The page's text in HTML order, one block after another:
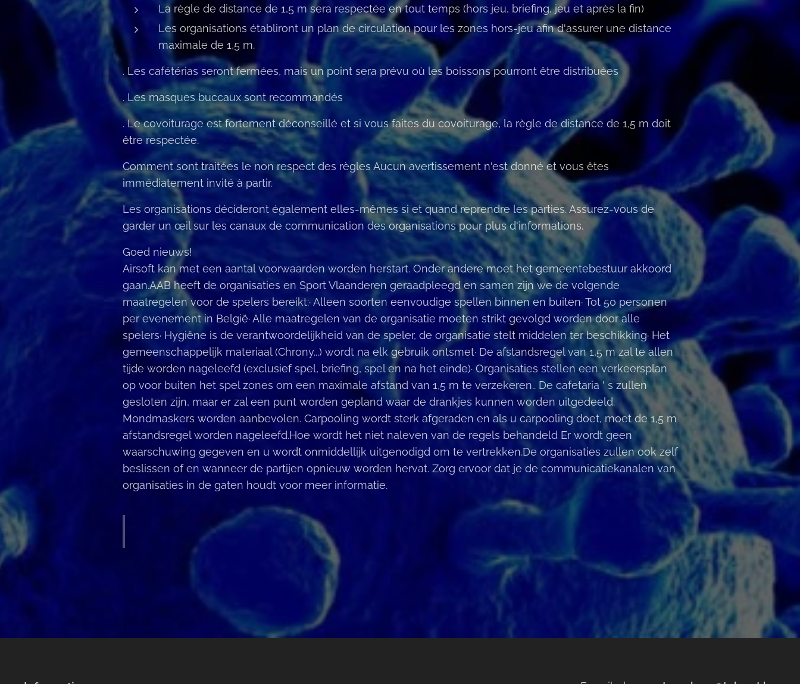
La règle de distance de 1,5 m sera respectée en tout temps (hors jeu, briefing, jeu et après la fin)
Les organisations établiront un plan de circulation pour les zones hors-jeu afin d'assurer une distance
maximale de 1,5 m.
. Les cafétérias seront fermées, mais un point sera prévu où les boissons pourront être distribuées
. Les masques buccaux sont recommandés
. Le covoiturage est fortement déconseillé et si vous faites du covoiturage, la règle de distance de 1,5 m doit
être respectée.
Comment sont traitées le non respect des règles Aucun avertissement n'est donné et vous êtes
immédiatement invité à partir.
Les organisations décideront également elles-mêmes si et quand reprendre les parties. Assurez-vous de
garder un œil sur les canaux de communication des organisations pour plus d'informations.
Goed nieuws!
Airsoft kan met een aantal voorwaarden worden herstart. Onder andere moet het gemeentebestuur akkoord
gaan.AAB heeft de organisaties en Sport Vlaanderen geraadpleegd en samen zijn we de volgende
maatregelen voor de spelers bereikt:· Alleen soorten eenvoudige spellen binnen en buiten· Tot 50 personen
per evenement in België· Alle maatregelen van de organisatie moeten strikt gevolgd worden door alle
spelers· Hygiëne is de verantwoordelijkheid van de speler, de organisatie stelt middelen ter beschikking· Het
gemeenschappelijk materiaal (Chrony...) wordt na elk gebruik ontsmet· De afstandsregel van 1,5 m zal te allen
tijde worden nageleefd (exclusief spel, briefing, spel en na het einde)· Organisaties stellen een verkeersplan
op voor buiten het spel zones om een maximale afstand van 1,5 m te verzekeren.. De cafetaria ' s zullen
gesloten zijn, maar er zal een punt worden gepland waar de drankjes kunnen worden uitgedeeld.
Mondmaskers worden aanbevolen. Carpooling wordt sterk afgeraden en als u carpooling doet, moet de 1,5 m
afstandsregel worden nageleefd.Hoe wordt het niet naleven van de regels behandeld Er wordt geen
waarschuwing gegeven en u wordt onmiddellijk uitgenodigd om te vertrekken.De organisaties zullen ook zelf
beslissen of en wanneer de partijen opnieuw worden hervat. Zorg ervoor dat je de communicatiekanalen van
organisaties in de gaten houdt voor meer informatie.